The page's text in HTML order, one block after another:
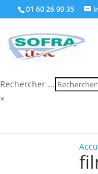
01 60 26 90 35
Rechercher ...
×